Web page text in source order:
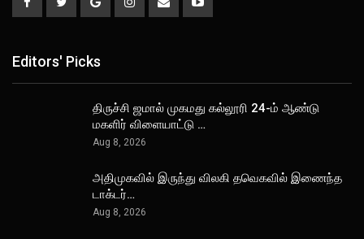
Editors' Picks
திருச்சி ஜமால் முகமது கல்லூரி 24-ம் ஆண்டு
மகளிர் விளையாட்டு …
Aug 8, 2026
அதிமுகவில் இருந்து விலகி தவெகவில் இணைந்த
டாக்டர்…
Aug 8, 2026